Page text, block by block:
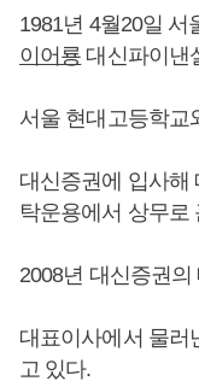
1981년 4월20일
이어룡 대신파이낸
서울 현대고등학교
대신증권에 입사해
탁운용에서 상무로
2008년 대신증권
대표이사에서 물러
고 있다.